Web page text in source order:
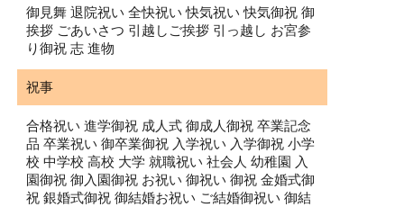
御見舞 退院祝い 全快祝い 快気祝い 快気御祝 御
挨拶 ごあいさつ 引越しご挨拶 引っ越し お宮参
り御祝 志 進物
祝事
合格祝い 進学御祝 成人式 御成人御祝 卒業記念
品 卒業祝い 御卒業御祝 入学祝い 入学御祝 小学
校 中学校 高校 大学 就職祝い 社会人 幼稚園 入
園御祝 御入園御祝 お祝い 御祝い 御祝 金婚式御
祝 銀婚式御祝 御結婚お祝い ご結婚御祝い 御結